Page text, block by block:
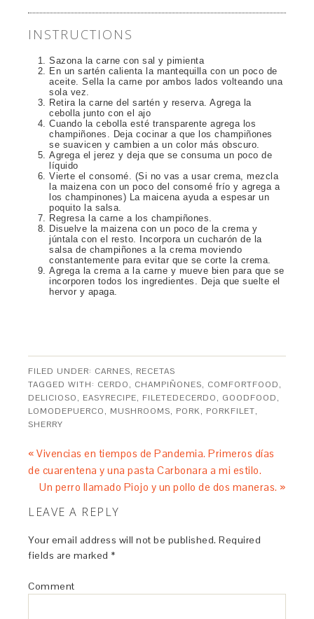
INSTRUCTIONS
Sazona la carne con sal y pimienta
En un sartén calienta la mantequilla con un poco de
aceite. Sella la carne por ambos lados volteando una
sola vez.
Retira la carne del sartén y reserva. Agrega la
cebolla junto con el ajo
Cuando la cebolla esté transparente agrega los
champiñones. Deja cocinar a que los champiñones
se suavicen y cambien a un color más obscuro.
Agrega el jerez y deja que se consuma un poco de
líquido
Vierte el consomé. (Si no vas a usar crema, mezcla
la maizena con un poco del consomé frío y agrega a
los champinones) La maicena ayuda a espesar un
poquito la salsa.
Regresa la carne a los champiñones.
Disuelve la maizena con un poco de la crema y
júntala con el resto. Incorpora un cucharón de la
salsa de champiñones a la crema moviendo
constantemente para evitar que se corte la crema.
Agrega la crema a la carne y mueve bien para que se
incorporen todos los ingredientes. Deja que suelte el
hervor y apaga.
FILED UNDER: CARNES, RECETAS
TAGGED WITH: CERDO, CHAMPIÑONES, COMFORTFOOD,
DELICIOSO, EASYRECIPE, FILETEDECERDO, GOODFOOD,
LOMODEPUERCO, MUSHROOMS, PORK, PORKFILET,
SHERRY
« Vivencias en tiempos de Pandemia. Primeros días
de cuarentena y una pasta Carbonara a mi estilo.
Un perro llamado Piojo y un pollo de dos maneras. »
LEAVE A REPLY
Your email address will not be published. Required
fields are marked *
Comment